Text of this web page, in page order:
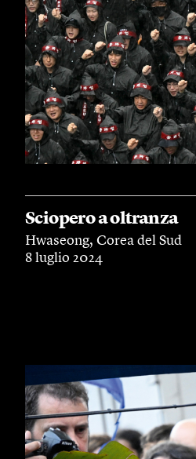
Sciopero a oltranza
Hwaseong, Corea del Sud
8 luglio 2024